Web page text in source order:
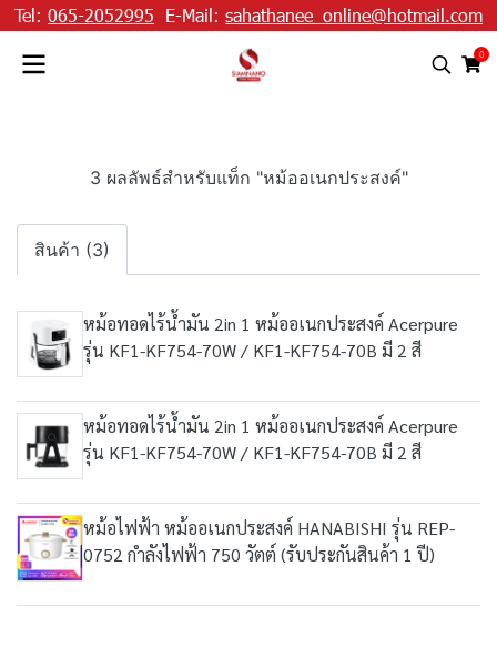
Tel: 065-2052995 E-Mail: sahathanee_online@hotmail.com
0
3 ผลลัพธ์สำหรับแท็ก "หม้ออเนกประสงค์"
สินค้า (3)
หม้อทอดไร้น้ำมัน 2in 1 หม้ออเนกประสงค์ Acerpure
รุ่น KF1-KF754-70W / KF1-KF754-70B มี 2 สี
หม้อทอดไร้น้ำมัน 2in 1 หม้ออเนกประสงค์ Acerpure
รุ่น KF1-KF754-70W / KF1-KF754-70B มี 2 สี
หม้อไฟฟ้า หม้ออเนกประสงค์ HANABISHI รุ่น REP-
0752 กำลังไฟฟ้า 750 วัตต์ (รับประกันสินค้า 1 ปี)